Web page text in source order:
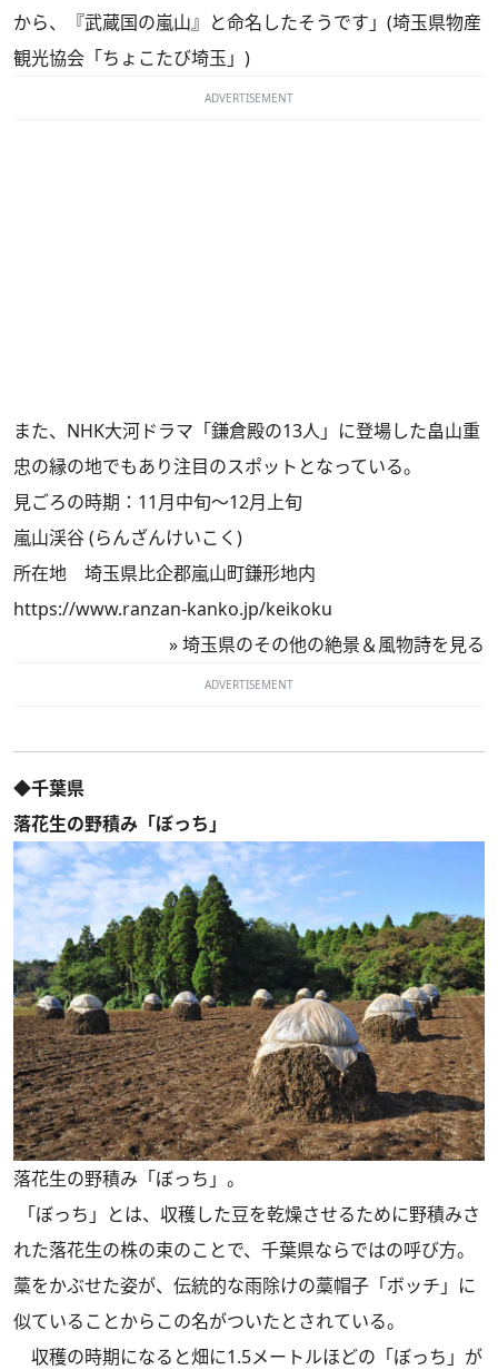
から、『武蔵国の嵐山』と命名したそうです」(埼玉県物産
観光協会「ちょこたび埼玉」)
ADVERTISEMENT
また、NHK大河ドラマ「鎌倉殿の13人」に登場した畠山重
忠の縁の地でもあり注目のスポットとなっている。
見ごろの時期：11月中旬～12月上旬
嵐山渓谷 (らんざんけいこく)
所在地 埼玉県比企郡嵐山町鎌形地内
https://www.ranzan-kanko.jp/keikoku
»埼玉県のその他の絶景＆風物詩を見る
ADVERTISEMENT
◆千葉県
落花生の野積み「ぼっち」
落花生の野積み「ぼっち」。
「ぼっち」とは、収穫した豆を乾燥させるために野積みさ
れた落花生の株の束のことで、千葉県ならではの呼び方。
藁をかぶせた姿が、伝統的な雨除けの藁帽子「ボッチ」に
似ていることからこの名がついたとされている。
収穫の時期になると畑に1.5メートルほどの「ぼっち」が